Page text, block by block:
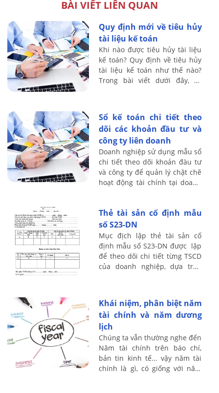
BÀI VIẾT LIÊN QUAN
Quy định mới về tiêu hủy
tài liệu kế toán
Khi nào được tiêu hủy tài liệu
kế toán? Quy định về tiêu hủy
tài liệu kế toán như thế nào?
Trong bài viết dưới đây, kế
Sổ kế toán chi tiết theo
dõi các khoản đầu tư và
công ty liên doanh
Doanh nghiệp sử dụng mẫu sổ
chi tiết theo dõi khoản đàu tư
và công ty để quản lý chặt chẽ
hoạt động tài chính tại doanh
...
Thẻ tài sản cố định mẫu
số S23-DN
Mục địch lập thẻ tài sản cố
định mẫu số S23-DN được lập
để theo dõi chi tiết từng TSCD
của doanh nghiệp, dựa trên
Khái niệm, phân biệt năm
tài chính và năm dương
lịch
Chúng ta vẫn thường nghe đến
Năm tài chính trên báo chí,
bản tin kinh tế... vậy năm tài
chính là gì, có giống với năm